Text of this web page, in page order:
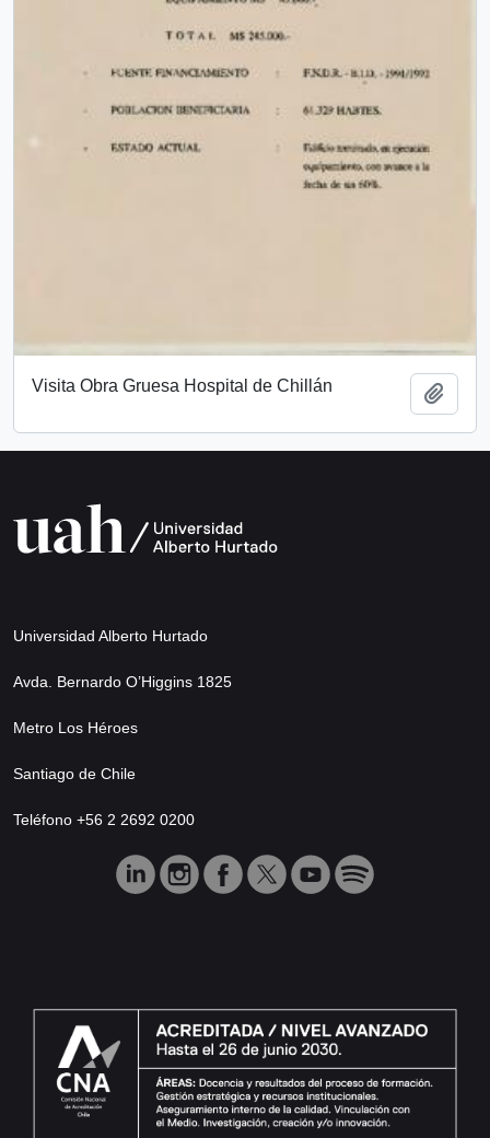
Visita Obra Gruesa Hospital de Chillán
Universidad Alberto Hurtado
Avda. Bernardo O’Higgins 1825
Metro Los Héroes
Santiago de Chile
Teléfono +56 2 2692 0200